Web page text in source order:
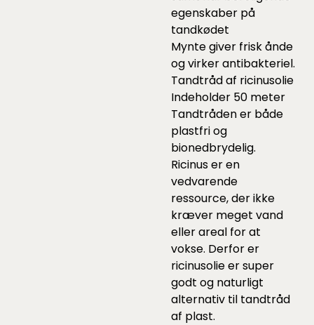
egenskaber på
tandkødet
Mynte giver frisk ånde
og virker antibakteriel.
Tandtråd af ricinusolie
Indeholder 50 meter
Tandtråden er både
plastfri og
bionedbrydelig.
Ricinus er en
vedvarende
ressource, der ikke
kræver meget vand
eller areal for at
vokse. Derfor er
ricinusolie er super
godt og naturligt
alternativ til tandtråd
af plast.